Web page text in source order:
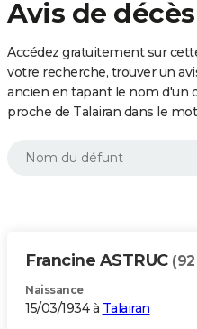
Avis de décès
Accédez gratuitement sur
votre recherche, trouver un
ancien en tapant le nom d'un
proche de Talairan dans le
Francine ASTRUC
Naissance
15/03/1934 à Talairan